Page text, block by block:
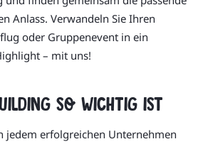
Anlass. Verwandeln Sie Ihren
oder Gruppenevent in ein
– mit uns!
so wichtig ist
jedem erfolgreichen Unternehmen